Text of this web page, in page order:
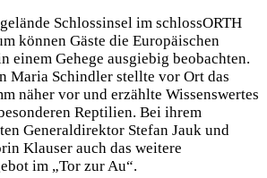
Schlossinsel im schlossORTH
können Gäste die Europäischen
einem Gehege ausgiebig beobachten.
Maria Schindler stellte vor Ort das
näher vor und erzählte Wissenswertes
Reptilien. Bei ihrem
Generaldirektor Stefan Jauk und
Klauser auch das weitere
im „Tor zur Au“.